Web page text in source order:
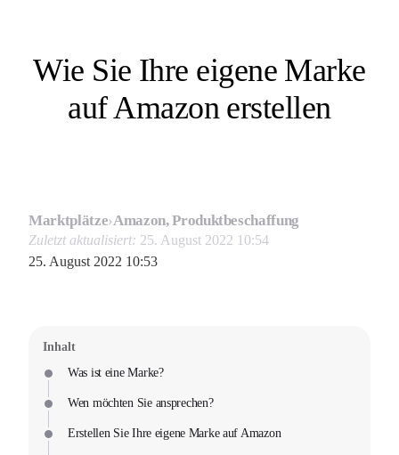
Wie Sie Ihre eigene Marke
auf Amazon erstellen
Marktplätze›Amazon, Produktbeschaffung
Zuletzt aktualisiert: 25. August 2022 10:54
25. August 2022 10:53
Inhalt
Was ist eine Marke?
Wen möchten Sie ansprechen?
Erstellen Sie Ihre eigene Marke auf Amazon